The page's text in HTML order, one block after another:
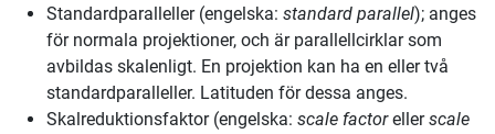
Standardparalleller (engelska: standard parallel); anges
för normala projektioner, och är parallellcirklar som
avbildas skalenligt. En projektion kan ha en eller två
standardparalleller. Latituden för dessa anges.
Skalreduktionsfaktor (engelska: scale factorellerscale